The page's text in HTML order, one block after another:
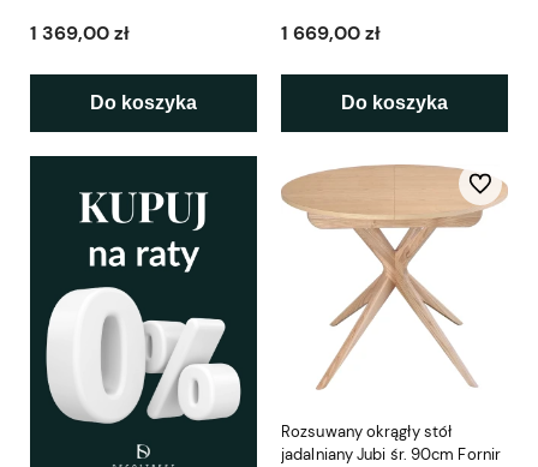
1 369,00 zł
Do koszyka
1 669,00 zł
Do koszyka
Rozsuwany okrągły stół
jadalniany Jubi śr. 90cm Fornir
Do